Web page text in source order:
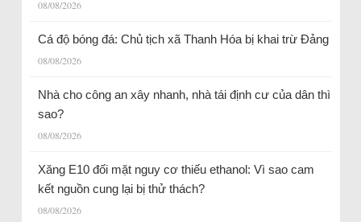
08/08/2026
Cá độ bóng đá: Chủ tịch xã Thanh Hóa bị khai trừ Đảng
08/08/2026
Nhà cho công an xây nhanh, nhà tái định cư của dân thì
sao?
08/08/2026
Xăng E10 đối mặt nguy cơ thiếu ethanol: Vì sao cam
kết nguồn cung lại bị thử thách?
08/08/2026